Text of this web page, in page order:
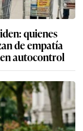
quienes
de empatía
autocontrol